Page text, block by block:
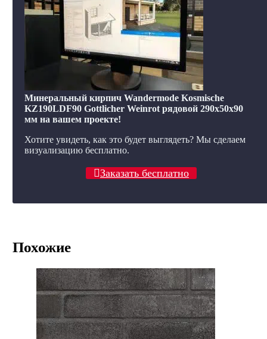
Минеральный кирпич Wandermode Kosmische
KZ190LDF90 Gottlicher Weinrot рядовой 290x50x90
мм на вашем проекте!
Хотите увидеть, как это будет выглядеть? Мы сделаем
визуализацию бесплатно.
Заказать бесплатно
Похожие